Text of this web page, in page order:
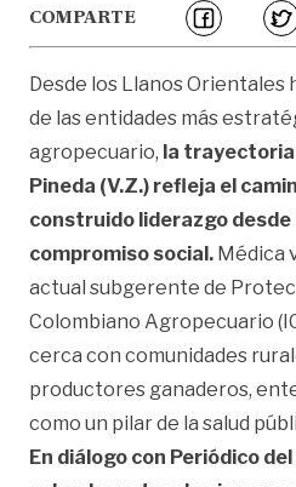
COMPARTE
Desde los Llanos Orientales
de las entidades más
agropecuario, la trayectoria
Pineda (V.Z.) refleja el
construido liderazgo
compromiso social. Médica
actual subgerente de
Colombiano Agropecuario
cerca con comunidades
productores ganaderos,
como un pilar de la salud
En diálogo con Periódico